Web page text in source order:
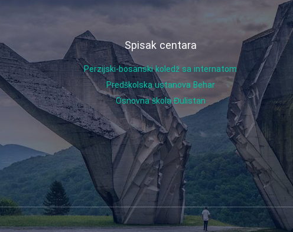
Spisak centara
Perzijski-bosanski koledž sa internatom
Predškolska ustanova Behar
Osnovna škola Đulistan